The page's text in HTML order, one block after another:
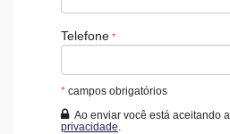
Telefone
* campos obrigatórios
Ao enviar você está aceitando a
privacidade